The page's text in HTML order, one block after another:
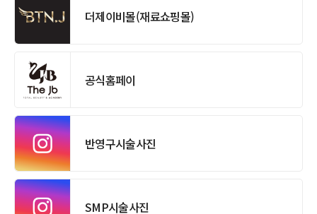
더제이비몰(재료쇼핑몰)
공식홈페이
반영구시술사진
SMP시술사진